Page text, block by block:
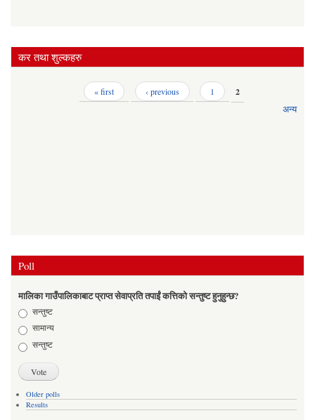
कर तथा शुल्कहरु
« first ‹ previous 1
2
अन्य
Poll
मालिका गाउँपालिकाबाट प्राप्त सेवाप्रति तपाईं कत्तिको सन्तुष्ट हुनुहुन्छ?
Choices
सन्तुष्ट
सामान्य
सन्तुष्ट
Older polls
Results